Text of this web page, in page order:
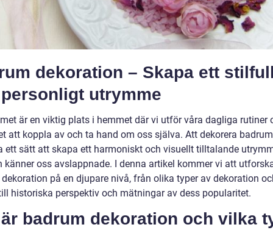
dekoration – Skapa ett
utrymme
är en viktig plats i hemmet där vi utför våra dagliga rutiner
att koppla av och ta hand om oss själva. Att dekorera
ett sätt att skapa ett harmoniskt och visuellt tilltalande
känner oss avslappnade. I denna artikel kommer vi att
på en djupare nivå, från olika typer av dekoration
historiska perspektiv och mätningar av dess popularitet.
badrum dekoration och vilka